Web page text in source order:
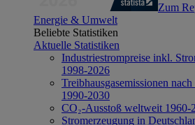
Zum
Energie & Umwelt
Beliebte Statistiken
Aktuelle Statistiken
Industriestrompreise inkl.
1998-2026
Treibhausgasemissionen
1990-2030
CO₂-Ausstoß weltweit 1960-
Stromerzeugung in